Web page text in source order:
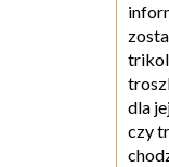
dla
czy